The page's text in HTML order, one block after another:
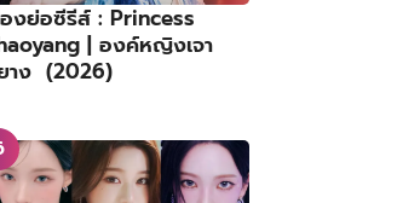
องย่อซีรีส์ : Princess
| องค์หญิงเจา
าง (2026)